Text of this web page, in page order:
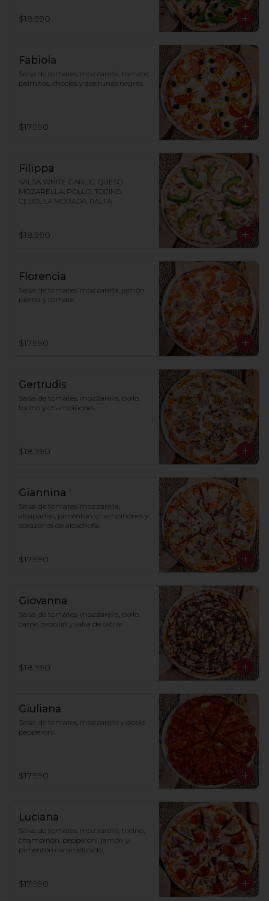
$18.990
Fabiola
Salsa de tomates, mozzarella, tomate,
palmitos, choclos y aceitunas negras.
$17.990
Filippa
SALSA WHITE GARLIC, QUESO
MOZARELLA, POLLO, TOCINO,
CEBOLLA MORADA, PALTA
$18.990
Florencia
Salsa de tomates, mozzarella, jamón
pierna y tomate.
$17.990
Gertrudis
Salsa de tomates, mozzarella, pollo,
tocino y champiñones.
$18.990
Giannina
Salsa de tomates, mozzarella,
alcaparras, pimentón, champiñones y
corazones de alcachofa.
$17.990
Giovanna
Salsa de tomates, mozzarella, pollo,
carne, cebollín y salsa de ostras.
$18.990
Giuliana
Salsa de tomates, mozzarella y doble
pepperoni.
$17.990
Luciana
Salsa de tomates, mozzarella, tocino,
champiñón, pepperoni, jamón y
pimentón caramelizado.
$17.990